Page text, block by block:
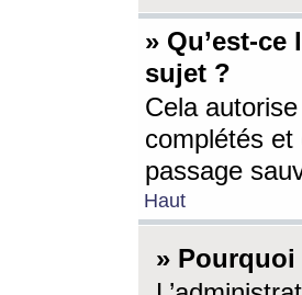
» Qu’est-
sujet ?
Cela
complétés
passage
Haut
» Pourquoi